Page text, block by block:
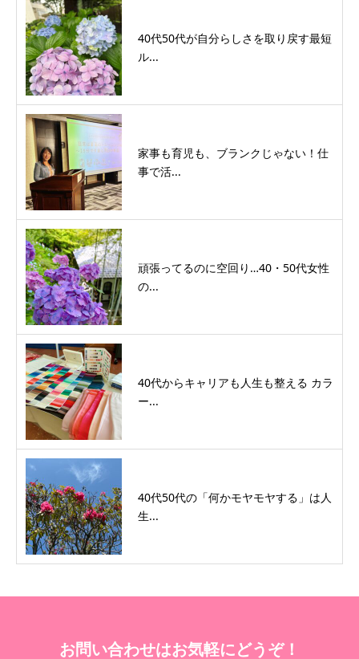
40代50代が自分らしさを取り戻す最短
ル...
家事も育児も、ブランクじゃない！仕
事で活...
頑張ってるのに空回り…40・50代女性
の...
40代からキャリアも人生も整える カラ
ー...
40代50代の「何かモヤモヤする」は人
生...
お問い合わせはお気軽にどうぞ！